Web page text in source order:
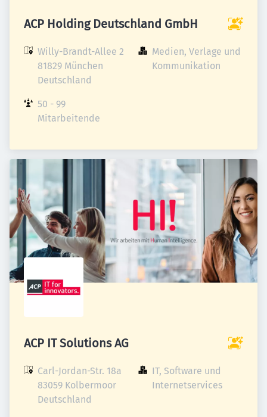
ACP Holding Deutschland GmbH
Willy-Brandt-Allee 2
81829 München
Deutschland
Medien, Verlage und
Kommunikation
50 - 99
Mitarbeitende
ACP IT Solutions AG
Carl-Jordan-Str. 18a
83059 Kolbermoor
Deutschland
IT, Software und
Internetservices